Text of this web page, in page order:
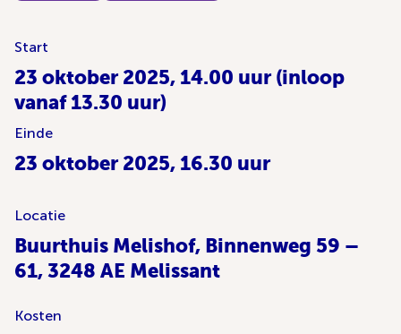
Start
23 oktober 2025, 14.00 uur (inloop
vanaf 13.30 uur)
Einde
23 oktober 2025, 16.30 uur
Locatie
Buurthuis Melishof, Binnenweg 59 –
61, 3248 AE Melissant
Kosten